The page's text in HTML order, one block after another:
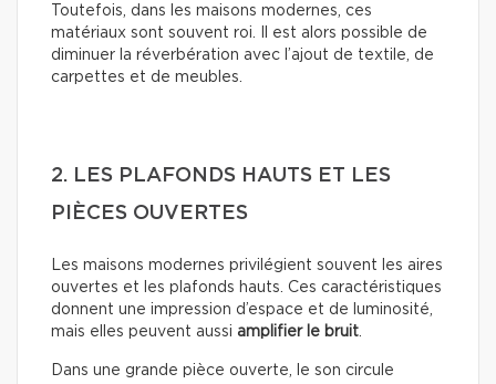
Toutefois, dans les maisons modernes, ces
matériaux sont souvent roi. Il est alors possible de
diminuer la réverbération avec l’ajout de textile, de
carpettes et de meubles.
2. LES PLAFONDS HAUTS ET LES
PIÈCES OUVERTES
Les maisons modernes privilégient souvent les aires
ouvertes et les plafonds hauts. Ces caractéristiques
donnent une impression d’espace et de luminosité,
mais elles peuvent aussi amplifier le bruit.
Dans une grande pièce ouverte, le son circule